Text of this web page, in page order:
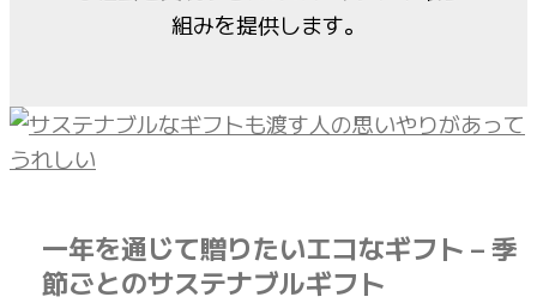
組みを提供します。
一年を通じて贈りたいエコなギフト – 季
節ごとのサステナブルギフト